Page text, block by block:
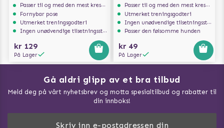
Passer til og med den mest kresne hunden
Fornybar pose
Utmerket treningsgodteri
Ingen unødvendige tilsetningsstoffer
kr 129
På Lager
200G
Passer til og med den mest kresne hunden
Utmerket treningsgodteri
Ingen unødvendige tilsetningsstoffer
Passer den følsomme hunden
kr 49
På Lager
Gå aldri glipp av et bra tilbud
Meld deg på vårt nyhetsbrev og motta spesialtilbud og rabatter til
din innboks!